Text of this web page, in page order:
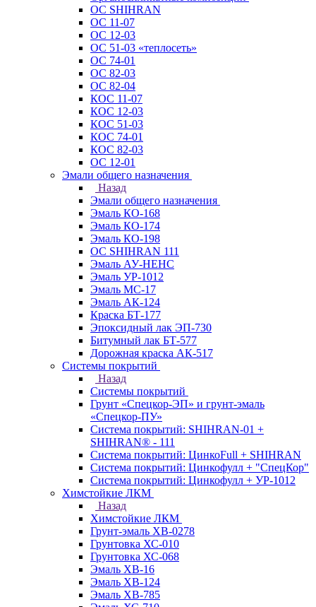
ОС SHIHRAN
ОС 11-07
ОС 12-03
ОС 51-03 «теплосеть»
ОС 74-01
ОС 82-03
ОС 82-04
КОС 11-07
КОС 12-03
КОС 51-03
КОС 74-01
КОС 82-03
ОС 12-01
Эмали общего назначения
Назад
Эмали общего назначения
Эмаль КО-168
Эмаль КО-174
Эмаль КО-198
ОС SHIHRAN 111
Эмаль АУ-НЕНС
Эмаль УР-1012
Эмаль МС-17
Эмаль АК-124
Краска БТ-177
Эпоксидный лак ЭП-730
Битумный лак БТ-577
Дорожная краска АК-517
Системы покрытий
Назад
Системы покрытий
Грунт «Спецкор-ЭП» и грунт-эмаль
«Спецкор-ПУ»
Система покрытий: SHIHRAN-01 +
SHIHRAN® - 111
Система покрытий: ЦинкоFull + SHIHRAN
Система покрытий: Цинкофулл + "СпецКор"
Система покрытий: Цинкофулл + УР-1012
Химстойкие ЛКМ
Назад
Химстойкие ЛКМ
Грунт-эмаль ХВ-0278
Грунтовка ХС-010
Грунтовка ХС-068
Эмаль ХВ-16
Эмаль ХВ-124
Эмаль ХВ-785